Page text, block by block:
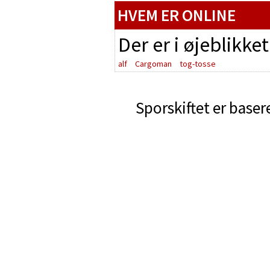
HVEM ER ONLINE
Der er i
alf Cargoman tog-tosse
Sporskiftet er